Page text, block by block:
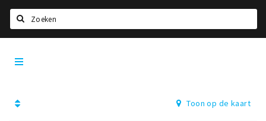
Home
Deals
Toon op de kaart